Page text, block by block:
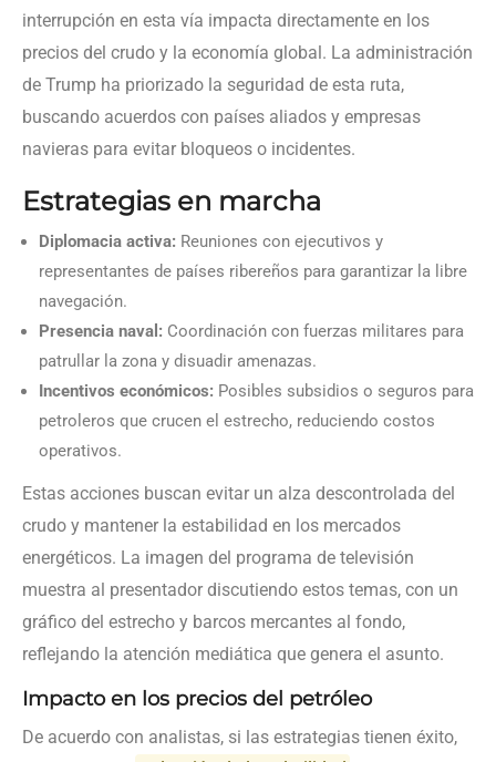
interrupción en esta vía impacta directamente en los
precios del crudo y la economía global. La administración
de Trump ha priorizado la seguridad de esta ruta,
buscando acuerdos con países aliados y empresas
navieras para evitar bloqueos o incidentes.
Estrategias en marcha
Diplomacia activa: Reuniones con ejecutivos y
representantes de países ribereños para garantizar la libre
navegación.
Presencia naval: Coordinación con fuerzas militares para
patrullar la zona y disuadir amenazas.
Incentivos económicos: Posibles subsidios o seguros para
petroleros que crucen el estrecho, reduciendo costos
operativos.
Estas acciones buscan evitar un alza descontrolada del
crudo y mantener la estabilidad en los mercados
energéticos. La imagen del programa de televisión
muestra al presentador discutiendo estos temas, con un
gráfico del estrecho y barcos mercantes al fondo,
reflejando la atención mediática que genera el asunto.
Impacto en los precios del petróleo
De acuerdo con analistas, si las estrategias tienen éxito,